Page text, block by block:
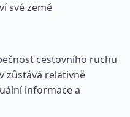
své země
cestovního ruchu
zůstává relativně
informace a